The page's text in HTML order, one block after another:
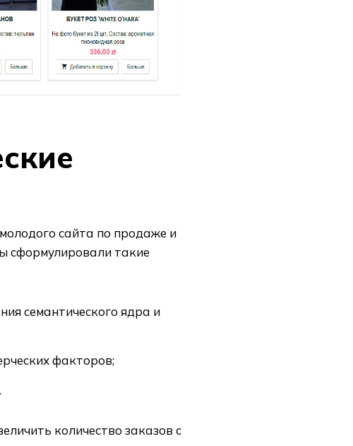
сайта по продаже и
сформулировали такие
семантического ядра и
факторов;
количество заказов с